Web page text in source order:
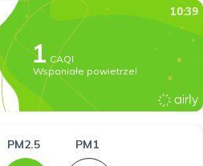
10:39
CAQI
Wspaniałe powietrze!
PM2.5 PM1